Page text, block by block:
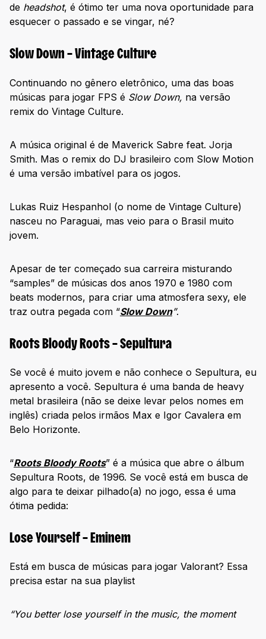
de headshot, é ótimo ter uma nova oportunidade para
esquecer o passado e se vingar, né?
Slow Down – Vintage Culture
Continuando no gênero eletrônico, uma das boas
músicas para jogar FPS é Slow Down, na versão
remix do Vintage Culture.
A música original é de Maverick Sabre feat. Jorja
Smith. Mas o remix do DJ brasileiro com Slow Motion
é uma versão imbatível para os jogos.
Lukas Ruiz Hespanhol (o nome de Vintage Culture)
nasceu no Paraguai, mas veio para o Brasil muito
jovem.
Apesar de ter começado sua carreira misturando
“samples” de músicas dos anos 1970 e 1980 com
beats modernos, para criar uma atmosfera sexy, ele
traz outra pegada com “Slow Down”.
Roots Bloody Roots – Sepultura
Se você é muito jovem e não conhece o Sepultura, eu
apresento a você. Sepultura é uma banda de heavy
metal brasileira (não se deixe levar pelos nomes em
inglês) criada pelos irmãos Max e Igor Cavalera em
Belo Horizonte.
“Roots Bloody Roots” é a música que abre o álbum
Sepultura Roots, de 1996. Se você está em busca de
algo para te deixar pilhado(a) no jogo, essa é uma
ótima pedida:
Lose Yourself – Eminem
Está em busca de músicas para jogar Valorant? Essa
precisa estar na sua playlist
“You better lose yourself in the music, the moment